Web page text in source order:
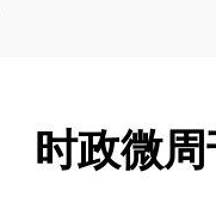
时政微